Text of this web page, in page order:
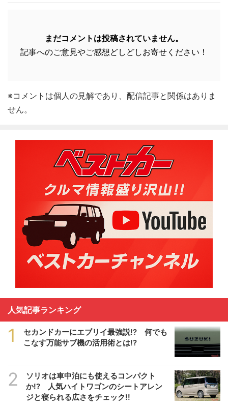
まだコメントは投稿されていません。
記事へのご意見やご感想どしどしお寄せください！
※コメントは個人の見解であり、配信記事と関係はありま
せん。
人気記事ランキング
1
セカンドカーにエブリイ最強説!? 何でも
こなす万能サブ機の活用術とは!?
2
ソリオは車中泊にも使えるコンパクト
か!? 人気ハイトワゴンのシートアレン
ジと寝られる広さをチェック!!